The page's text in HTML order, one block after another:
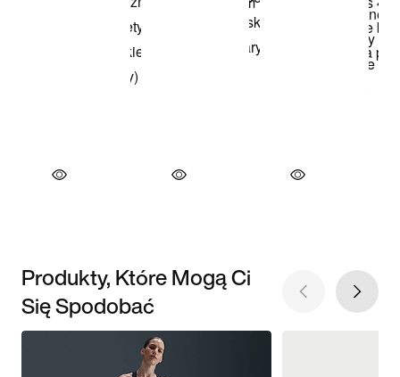
Produkty, Które Mogą Ci
Się Spodobać